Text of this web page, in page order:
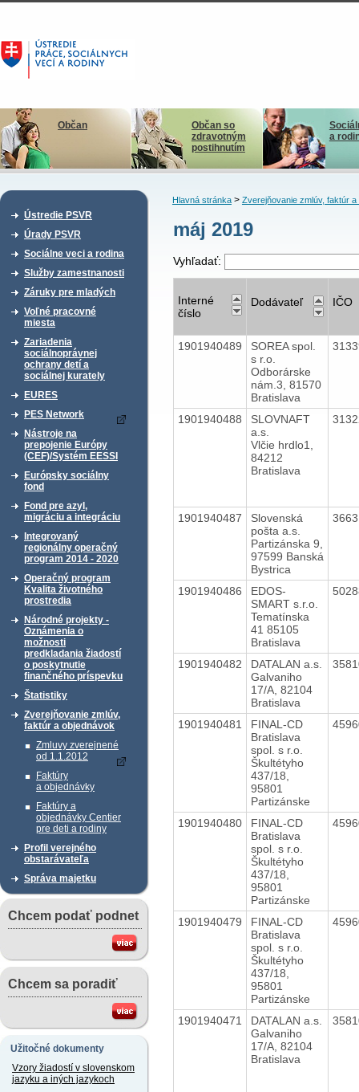
Občan
Občan so
zdravotným
postihnutím
a
Ústredie PSVR
Úrady PSVR
Sociálne veci a rodina
Služby zamestnanosti
Záruky pre mladých
Voľné pracovné
miesta
Zariadenia
sociálnoprávnej
ochrany detí a
sociálnej kurately
EURES
PES Network
Nástroje na
prepojenie Európy
(CEF)/Systém EESSI
Európsky sociálny
fond
Fond pre azyl,
migráciu a integráciu
Integrovaný
regionálny operačný
program 2014 - 2020
Operačný program
Kvalita životného
prostredia
Národné projekty -
Oznámenia o
možnosti
predkladania žiadostí
o poskytnutie
finančného príspevku
Štatistiky
Zverejňovanie zmlúv,
faktúr a objednávok
Zmluvy zverejnené
od 1.1.2012
Faktúry
a objednávky
Faktúry a
objednávky Centier
pre deti a rodiny
Profil verejného
obstarávateľa
Správa majetku
Chcem podať podnet
Chcem sa poradiť
Užitočné dokumenty
Vzory žiadostí v slovenskom
jazyku a iných jazykoch
Hlavná stránka> Zverejňovanie zmlúv, faktúr a
máj 2019
Vyhľadať:
Interné
číslo
Dodávateľ IČO
1901940489
SOREA spol.
s r.o.
Odborárske
nám.3, 81570
Bratislava
1901940488
SLOVNAFT
a.s.
Vlčie hrdlo1,
84212
Bratislava
1901940487
Slovenská
pošta a.s.
Partizánska 9,
97599 Banská
Bystrica
1901940486
EDOS-
SMART s.r.o.
Tematínska
41 85105
Bratislava
1901940482
DATALAN a.s.
Galvaniho
17/A, 82104
Bratislava
1901940481
FINAL-CD
Bratislava
spol. s r.o.
Škultétyho
437/18,
95801
Partizánske
1901940480
FINAL-CD
Bratislava
spol. s r.o.
Škultétyho
437/18,
95801
Partizánske
1901940479
FINAL-CD
Bratislava
spol. s r.o.
Škultétyho
437/18,
95801
Partizánske
1901940471
DATALAN a.s.
Galvaniho
17/A, 82104
Bratislava